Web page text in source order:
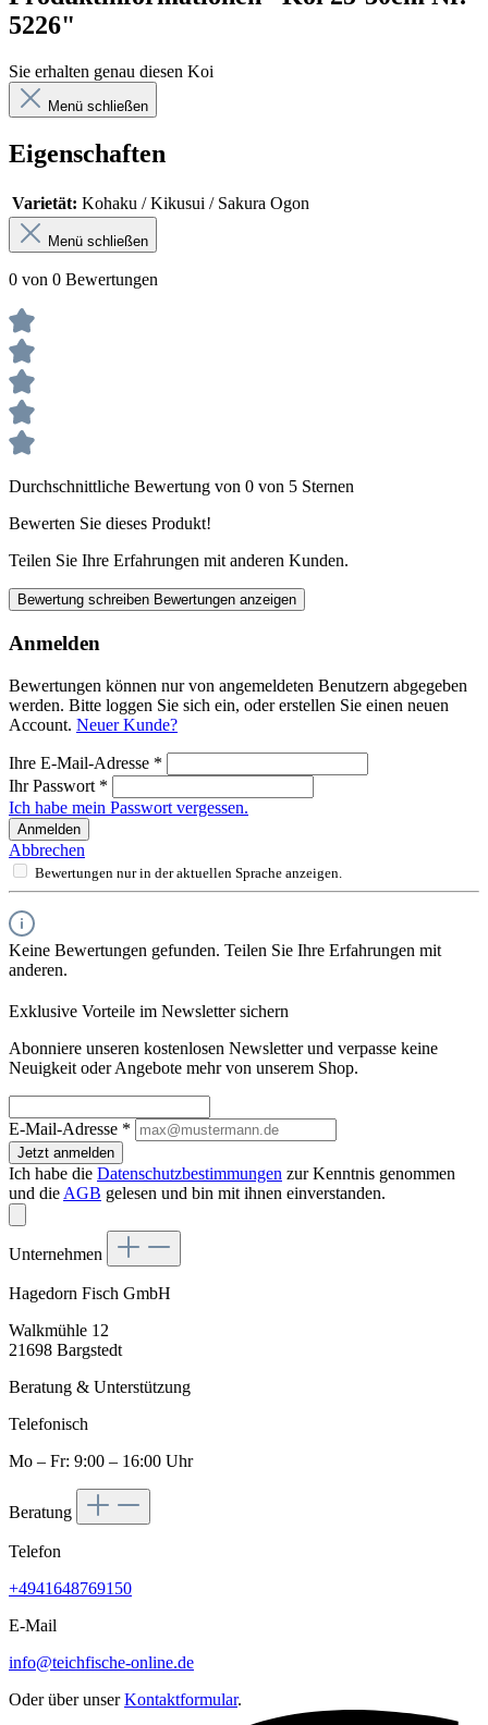
5226"
Sie erhalten genau diesen Koi
Menü schließen
Eigenschaften
Varietät: Kohaku / Kikusui / Sakura Ogon
Menü schließen
0 von 0 Bewertungen
Durchschnittliche Bewertung von 0 von 5 Sternen
Bewerten Sie dieses Produkt!
Teilen Sie Ihre Erfahrungen mit anderen Kunden.
Bewertung schreiben Bewertungen anzeigen
Anmelden
Bewertungen können nur von angemeldeten Benutzern abgegeben
werden. Bitte loggen Sie sich ein, oder erstellen Sie einen neuen
Account. Neuer Kunde?
Ihre E-Mail-Adresse *
Ihr Passwort *
Ich habe mein Passwort vergessen.
Anmelden
Abbrechen
Bewertungen nur in der aktuellen Sprache anzeigen.
Keine Bewertungen gefunden. Teilen Sie Ihre Erfahrungen mit
anderen.
Exklusive Vorteile im Newsletter sichern
Abonniere unseren kostenlosen Newsletter und verpasse keine
Neuigkeit oder Angebote mehr von unserem Shop.
E-Mail-Adresse *
Jetzt anmelden
Ich habe die Datenschutzbestimmungen zur Kenntnis genommen
und die AGB gelesen und bin mit ihnen einverstanden.
Unternehmen
Hagedorn Fisch GmbH
Walkmühle 12
21698 Bargstedt
Beratung & Unterstützung
Telefonisch
Mo – Fr: 9:00 – 16:00 Uhr
Beratung
Telefon
+4941648769150
E-Mail
info@teichfische-online.de
Oder über unserKontaktformular.